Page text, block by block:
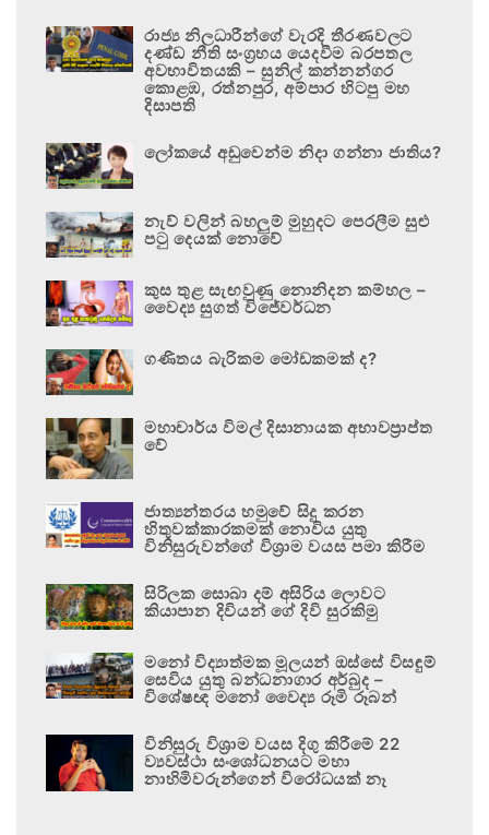
රාජ්‍ය නිලධාරීන්ගේ වැරදි තීරණවලට
දණ්ඩ නීති සංග්‍රහය යෙදවීම බරපතල
අවභාවිතයකි – සුනිල් කන්නන්ගර
කොළඹ, රත්නපුර, අම්පාර හිටපු මහ
දිසාපති
ලෝකයේ අඩුවෙන්ම නිදා ගන්නා ජාතිය?
නැව් වලින් බහලුම් මුහුදට පෙරලීම සුළු
පටු දෙයක් නොවේ
කුස තුළ සැඟවුණු නොනිදන කම්හල –
වෛද්‍ය සුගත් විජේවර්ධන
ගණිතය බැරිකම මෝඩකමක් ද?
මහාචාර්ය විමල් දිසානායක අභාවප්‍රාප්ත
වේ
ජාත්‍යන්තරය හමුවේ සිදු කරන
හිතුවක්කාරකමක් නොවිය යුතු
විනිසුරුවන්ගේ විශ්‍රාම වයස පමා කිරීම
සිරිලක සොබා දම් අසිරිය ලොවට
කියාපාන දිවියන් ගේ දිවි සුරකිමු
මනෝ විද්‍යාත්මක මූලයන් ඔස්සේ විසඳුම්
සෙවිය යුතු බන්ධනාගාර අර්බුද –
විශේෂඥ මනෝ වෛද්‍ය රූමි රූබන්
විනිසුරු විශ්‍රාම වයස දිගු කිරීමේ 22
ව්‍යවස්ථා සංශෝධනයට මහා
නාහිමිවරුන්ගෙන් විරෝධයක් නෑ